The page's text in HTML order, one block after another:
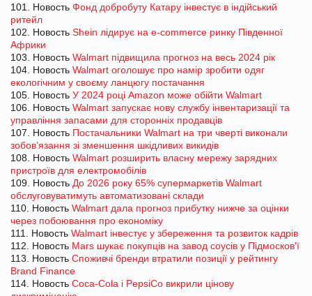
101. Новость Фонд добробуту Катару інвестує в індійський
ритейл
102. Новость Shein лідирує на e-commerce ринку Південної
Африки
103. Новость Walmart підвищила прогноз на весь 2024 рік
104. Новость Walmart оголошує про намір зробити одяг
екологічним у своєму ланцюгу постачання
105. Новость У 2024 році Amazon може обійти Walmart
106. Новость Walmart запускає нову службу інвентаризації та
управління запасами для сторонніх продавців
107. Новость Постачальники Walmart на три чверті виконали
зобов’язання зі зменшення шкідливих викидів
108. Новость Walmart розширить власну мережу зарядних
пристроїв для електромобілів
109. Новость До 2026 року 65% супермаркетів Walmart
обслуговуватимуть автоматизовані склади
110. Новость Walmart дала прогноз прибутку нижче за оцінки
через побоювання про економіку
111. Новость Walmart інвестує у збереження та розвиток кадрів
112. Новость Mars шукає покупців на завод соусів у Підмосков'ї
113. Новость Споживчі бренди втратили позиції у рейтингу
Brand Finance
114. Новость Coca-Cola і PepsiCo викрили цінову